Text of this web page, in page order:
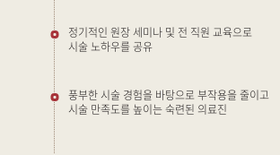
정기적인 원장 세미나 및 전 직원 교육으로
시술 노하우를 공유
풍부한 시술 경험을 바탕으로 부작용을 줄이고
시술 만족도를 높이는 숙련된 의료진